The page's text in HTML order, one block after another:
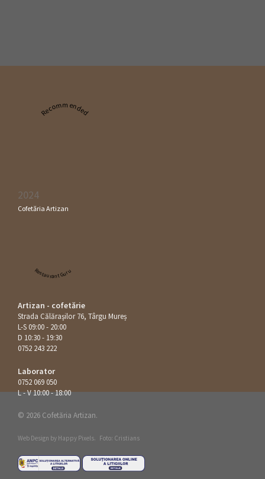
Recommended
2024
Cofetăria Artizan
Restaurant Guru
Artizan - cofetărie
Strada Călăraşilor 76, Târgu Mureș
L-S 09:00 - 20:00
D 10:30 - 19:30
0752 243 222
Laborator
0752 069 050
L - V 10:00 - 18:00
© 2026 Cofetăria Artizan.
Web Design by Happy Pixels. Foto: Cristians